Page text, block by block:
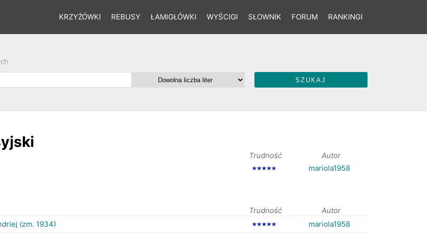
KRZYŻÓWKI REBUSY ŁAMIGŁÓWKI WYŚCIGI SŁOWNIK FORUM RANKINGI
Trudność Autor
★★★★★ mariola1958
Trudność Autor
(zm. 1934) ★★★★★ mariola1958